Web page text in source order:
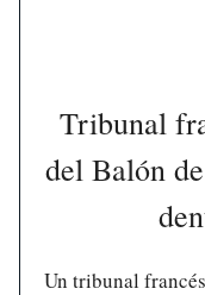
Tribunal
del Balón
Un tribunal